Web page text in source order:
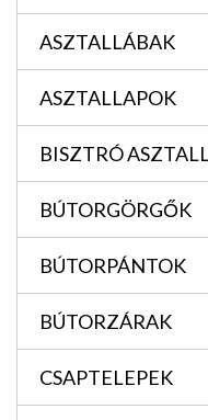
ASZTALLÁBAK
ASZTALLAPOK
BISZTRÓ
BÚTORGÖRGŐK
BÚTORPÁNTOK
BÚTORZÁRAK
CSAPTELEPEK